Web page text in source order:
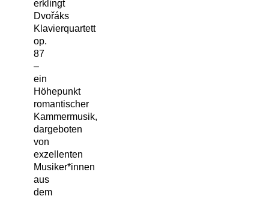
erklingt
Dvořáks
Klavierquartett
op.
87
–
ein
Höhepunkt
romantischer
Kammermusik,
dargeboten
von
exzellenten
Musiker*innen
aus
dem